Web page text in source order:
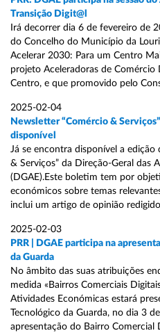
Transição Digit@l
Irá decorrer dia 6 de fevereiro de
do Concelho do Município da
Acelerar 2030: Para um Centro
projeto Aceleradoras de Comércio
Centro, e que promovido pelo
2025-02-04
Newsletter “Comércio &
disponível
Já se encontra disponível a
& Serviços” da Direção-Geral das
(DGAE).Este boletim tem por
económicos sobre temas
inclui um artigo de opinião
2025-02-03
PRR | DGAE participa na
da Guarda
No âmbito das suas atribuições
medida «Bairros Comerciais
Atividades Económicas estará
Tecnológico da Guarda, no dia 3
apresentação do Bairro Comercial